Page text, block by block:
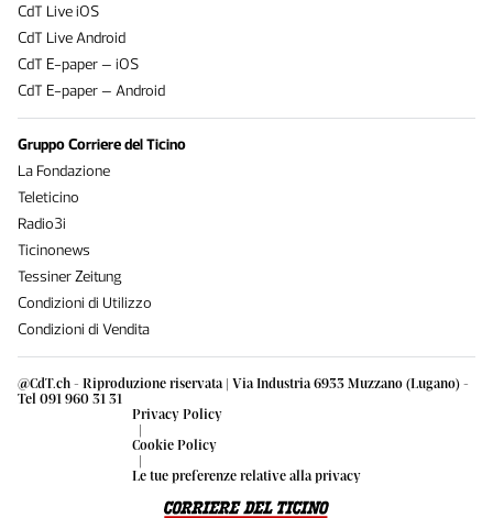
@CdT.ch - Riproduzione riservata | Via Industria 6933 Muzzano (Lugano) -
Tel 091 960 31 31
Privacy Policy
|
Cookie Policy
|
Le tue preferenze relative alla privacy
CdT Live iOS
CdT Live Android
CdT E-paper – iOS
CdT E-paper – Android
Gruppo Corriere del Ticino
La Fondazione
Teleticino
Radio3i
Ticinonews
Tessiner Zeitung
Condizioni di Utilizzo
Condizioni di Vendita